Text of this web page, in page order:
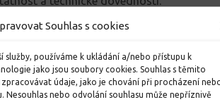
Souhlas s cookies
služby, používáme k ukládání a/nebo přístupu k
jako jsou soubory cookies. Souhlas s těmito
údaje, jako je chování při procházení
Nesouhlas nebo odvolání souhlasu může nepříznivě
fyzikální principy, učí je analyzovat
užitečné nejen ve škole, ale i v
obrovským úspěchem a důkazem zájmu
Matějíčková z osmé třídy a umístila